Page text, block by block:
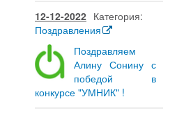
12-12-2022 Категория:
Поздравления
Поздравляем
Алину Сонину с
победой в
конкурсе "УМНИК" !